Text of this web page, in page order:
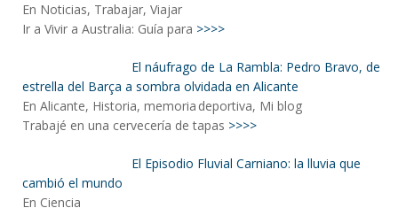
En Noticias, Trabajar, Viajar
Ir a Vivir a Australia: Guía para >>>>
El náufrago de La Rambla: Pedro Bravo, de
estrella del Barça a sombra olvidada en Alicante
En Alicante, Historia, memoria deportiva, Mi blog
Trabajé en una cervecería de tapas >>>>
El Episodio Fluvial Carniano: la lluvia que
cambió el mundo
En Ciencia